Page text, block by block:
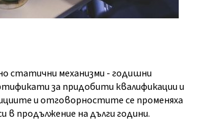
статични механизми - годишни
за придобити квалификации и
и отговорностите се променяха
продължение на дълги години.